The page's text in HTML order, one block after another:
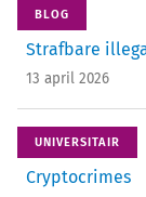
BLOG
Strafbare
13 april 2026
UNIVERSITAIR
Cryptocrimes